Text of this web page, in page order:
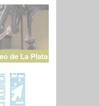
de La Plata